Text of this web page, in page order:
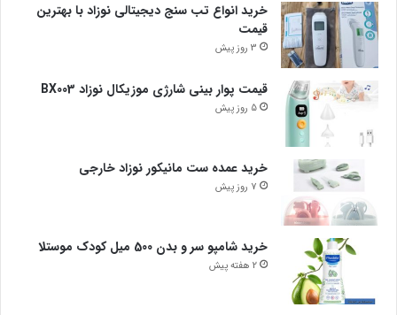
خرید انواع تب سنج دیجیتالی نوزاد با بهترین
قیمت
3 روز پیش
قیمت پوار بینی شارژی موزیکال نوزاد BX003
5 روز پیش
خرید عمده ست مانیکور نوزاد خارجی
7 روز پیش
خرید شامپو سر و بدن 500 میل کودک موستلا
2 هفته پیش